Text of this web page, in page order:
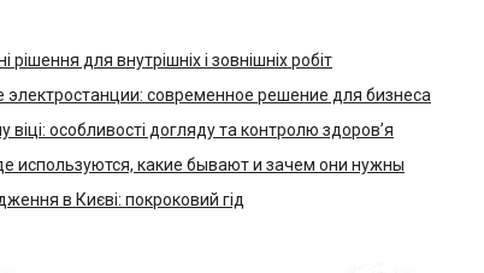
для внутрішніх і зовнішніх робіт
современное решение для бизнеса
віці: особливості догляду та контролю здоров’я
используются, какие бывают и зачем они нужны
в Києві: покроковий гід